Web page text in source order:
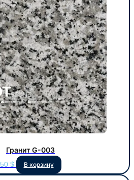
Гранит G-003
50 $ В корзину